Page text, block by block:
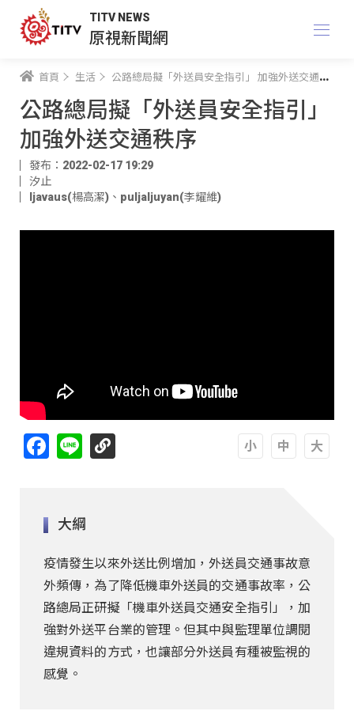
TITV NEWS
原視新聞網
首頁 生活 公路總局擬「外送員安全指引」 加強外送交通秩序
公路總局擬「外送員安全指引」
加強外送交通秩序
發布：2022-02-17 19:29
汐止
ljavaus(楊高潔) 、 puljaljuyan(李耀維)
Facebook
Line
大綱
疫情發生以來外送比例增加，外送員交通事故意
外頻傳，為了降低機車外送員的交通事故率，公
路總局正研擬「機車外送員交通安全指引」，加
強對外送平台業的管理。但其中與監理單位調閱
違規資料的方式，也讓部分外送員有種被監視的
感覺。